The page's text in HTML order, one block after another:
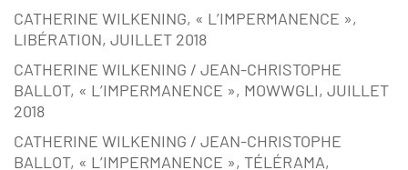
CATHERINE WILKENING, « L’IMPERMANENCE »,
LIBÉRATION, JUILLET 2018
CATHERINE WILKENING / JEAN-CHRISTOPHE
BALLOT, « L’IMPERMANENCE », MOWWGLI, JUILLET
2018
CATHERINE WILKENING / JEAN-CHRISTOPHE
BALLOT, « L’IMPERMANENCE », TÉLÉRAMA,